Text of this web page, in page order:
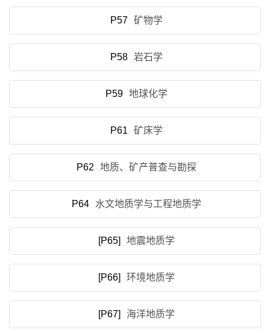
P57 矿物学
P58 岩石学
P59 地球化学
P61 矿床学
P62 地质、矿产普查与勘探
P64 水文地质学与工程地质学
[P65] 地震地质学
[P66] 环境地质学
[P67] 海洋地质学